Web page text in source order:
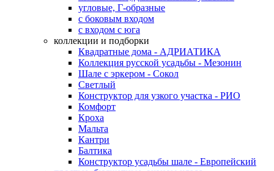
угловые, Г-образные
с боковым входом
с входом с юга
коллекции и подборки
Квадратные дома - АДРИАТИКА
Коллекция русской усадьбы - Мезонин
Шале с эркером - Сокол
Светлый
Конструктор для узкого участка - РИО
Комфорт
Кроха
Мальта
Кантри
Балтика
Конструктор усадьбы шале - Европейский